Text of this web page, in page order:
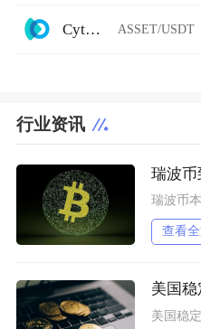
Cytoswap ASSET/USDT
行业资讯
瑞波币
查看
美国